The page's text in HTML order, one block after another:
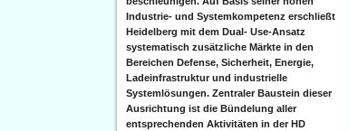
Industrie- und Systemkompetenz erschließt
Heidelberg mit dem Dual- Use-Ansatz
systematisch zusätzliche Märkte in den
Bereichen Defense, Sicherheit, Energie,
Ladeinfrastruktur und industrielle
Systemlösungen. Zentraler Baustein dieser
Ausrichtung ist die Bündelung aller
entsprechenden Aktivitäten in der HD